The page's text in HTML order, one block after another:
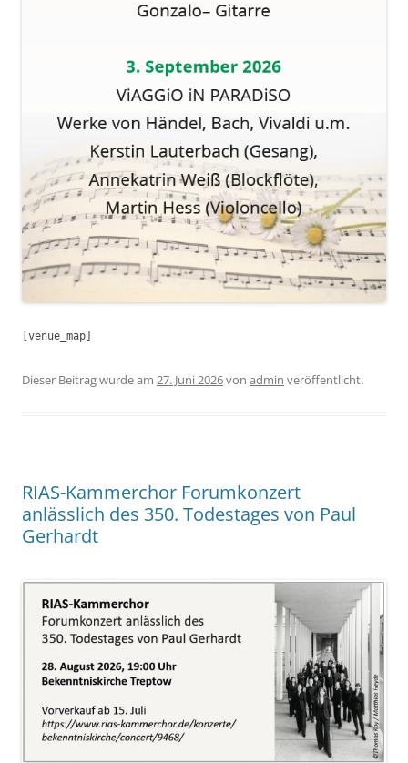
[venue_map]
Dieser Beitrag wurde am 27. Juni 2026von admin veröffentlicht.
RIAS-Kammerchor Forumkonzert
anlässlich des 350. Todestages von Paul
Gerhardt